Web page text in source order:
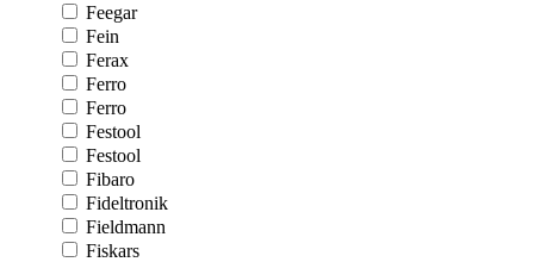
Feegar
Fein
Ferax
Ferro
Ferro
Festool
Festool
Fibaro
Fideltronik
Fieldmann
Fiskars